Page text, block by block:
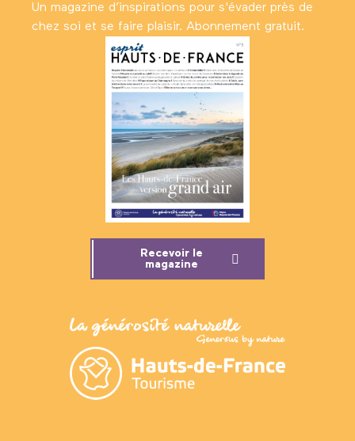
Un magazine d’inspirations pour s'évader près de
chez soi et se faire plaisir. Abonnement gratuit.
Recevoir le
magazine